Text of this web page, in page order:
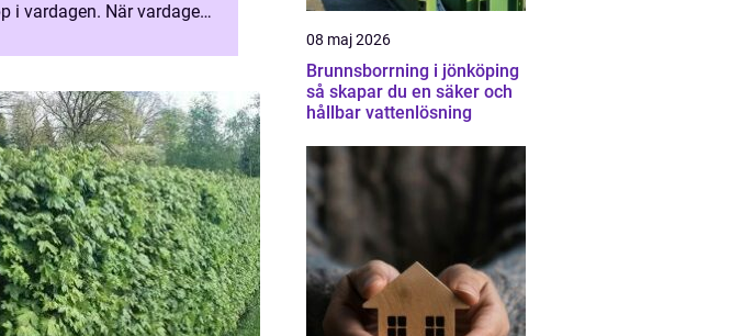
i vardagen. När vardagen
08 maj 2026
Brunnsborrning i jönköping
så skapar du en säker och
hållbar vattenlösning